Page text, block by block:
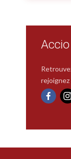
Accio
rejoignez